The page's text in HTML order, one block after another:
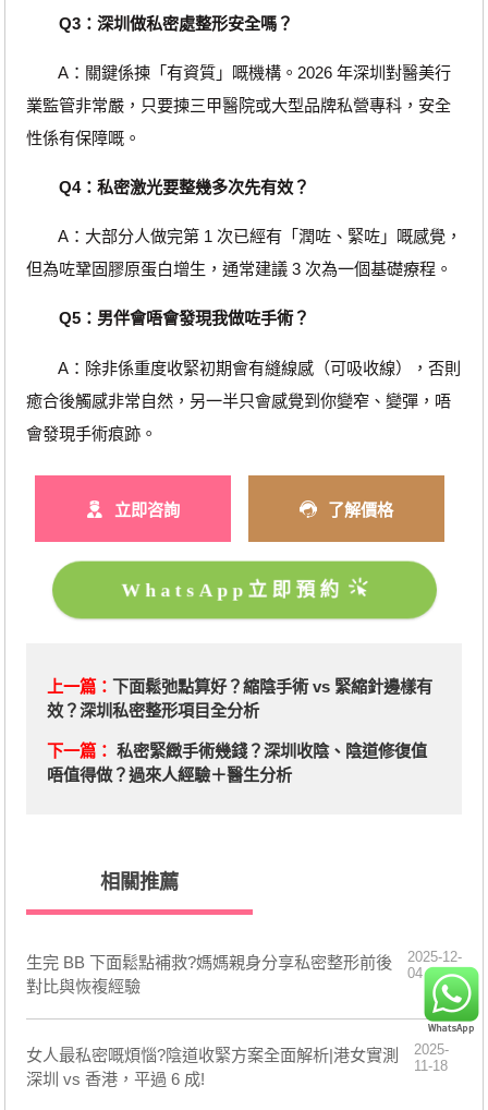
Q3：深圳做私密處整形安全嗎？
A：關鍵係揀「有資質」嘅機構。2026 年深圳對醫美行
業監管非常嚴，只要揀三甲醫院或大型品牌私營專科，安全
性係有保障嘅。
Q4：私密激光要整幾多次先有效？
A：大部分人做完第 1 次已經有「潤咗、緊咗」嘅感覺，
但為咗鞏固膠原蛋白增生，通常建議 3 次為一個基礎療程。
Q5：男伴會唔會發現我做咗手術？
A：除非係重度收緊初期會有縫線感（可吸收線），否則
癒合後觸感非常自然，另一半只會感覺到你變窄、變彈，唔
會發現手術痕跡。
立即咨詢 了解價格
WhatsApp立即預約
上一篇： 下面鬆弛點算好？縮陰手術 vs 緊縮針邊樣有
效？深圳私密整形項目全分析
下一篇： 私密緊緻手術幾錢？深圳收陰、陰道修復值
唔值得做？過來人經驗＋醫生分析
相關推薦
生完 BB 下面鬆點補救?媽媽親身分享私密整形前後
對比與恢複經驗
2025-12-
04
女人最私密嘅煩惱?陰道收緊方案全面解析|港女實測
深圳 vs 香港，平過 6 成!
2025-
11-18